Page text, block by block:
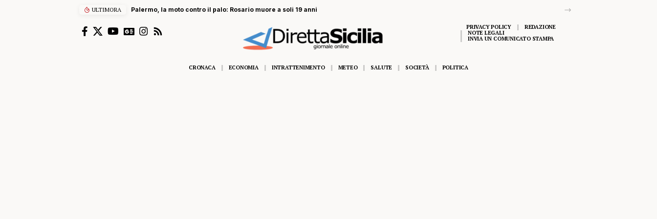
ULTIMORA Palermo, la moto contro il palo: Rosario muore a soli 19 anni
PRIVACY POLICY
REDAZIONE
NOTE LEGALI
INVIA UN COMUNICATO STAMPA
CRONACA ECONOMIA INTRATTENIMENTO METEO SALUTE SOCIETÀ POLITICA